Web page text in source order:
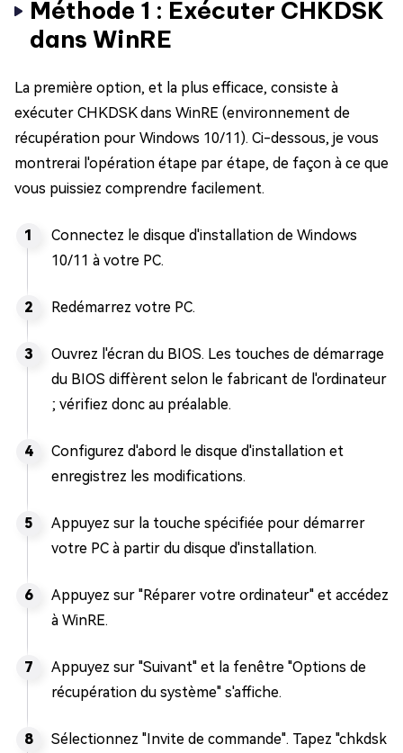
Méthode 1 : Exécuter CHKDSK
dans WinRE
La première option, et la plus efficace, consiste à
exécuter CHKDSK dans WinRE (environnement de
récupération pour Windows 10/11). Ci-dessous, je vous
montrerai l'opération étape par étape, de façon à ce que
vous puissiez comprendre facilement.
Connectez le disque d'installation de Windows
10/11 à votre PC.
Redémarrez votre PC.
Ouvrez l'écran du BIOS. Les touches de démarrage
du BIOS diffèrent selon le fabricant de l'ordinateur
; vérifiez donc au préalable.
Configurez d'abord le disque d'installation et
enregistrez les modifications.
Appuyez sur la touche spécifiée pour démarrer
votre PC à partir du disque d'installation.
Appuyez sur "Réparer votre ordinateur" et accédez
à WinRE.
Appuyez sur "Suivant" et la fenêtre "Options de
récupération du système" s'affiche.
Sélectionnez "Invite de commande". Tapez "chkdsk